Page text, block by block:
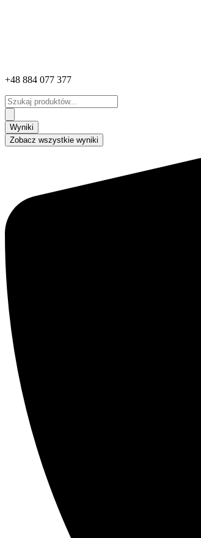
+48 884 077 377
Search
...
Wyniki
Zobacz wszystkie wyniki